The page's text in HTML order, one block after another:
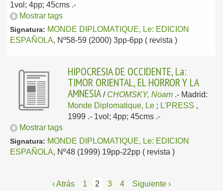
1vol; 4pp; 45cms .-
Mostrar tags
Signatura: MONDE DIPLOMATIQUE, Le: EDICION
ESPAÑOLA, Nº58-59 (2000) 3pp-6pp ( revista )
HIPOCRESIA DE OCCIDENTE, La:
TIMOR ORIENTAL, EL HORROR Y LA
AMNESIA / CHOMSKY, Noam .- Madrid:
Monde Diplomatique, Le ; L'PRESS ,
1999 .- 1vol; 4pp; 45cms .-
Mostrar tags
Signatura: MONDE DIPLOMATIQUE, Le: EDICION
ESPAÑOLA, Nº48 (1999) 19pp-22pp ( revista )
‹ Atrás 1 2 3 4 Siguiente ›